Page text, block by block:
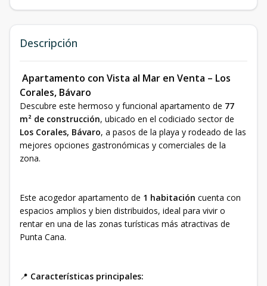
Descripción
Apartamento con Vista al Mar en Venta – Los
Corales, Bávaro
Descubre este hermoso y funcional apartamento de 77
m² de construcción, ubicado en el codiciado sector de
Los Corales, Bávaro, a pasos de la playa y rodeado de las
mejores opciones gastronómicas y comerciales de la
zona.
Este acogedor apartamento de 1 habitación cuenta con
espacios amplios y bien distribuidos, ideal para vivir o
rentar en una de las zonas turísticas más atractivas de
Punta Cana.
📍 Características principales: